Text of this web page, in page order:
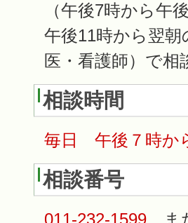
（午後7時から午
午後11時から翌
医・看護師）で
相談時間
毎日 午後７時か
相談番号
011-232-1599
ま